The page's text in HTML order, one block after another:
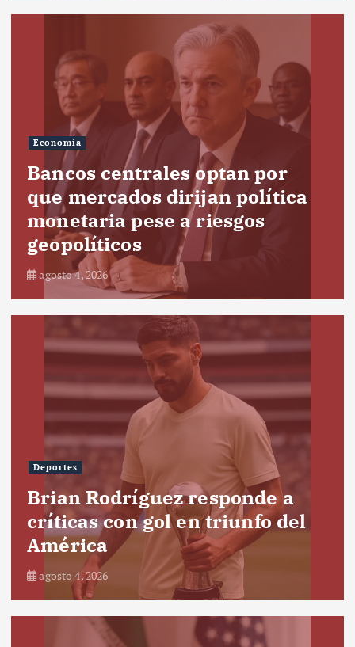
Economía
Bancos centrales optan por
que mercados dirijan política
monetaria pese a riesgos
geopolíticos
agosto 4, 2026
Deportes
Brian Rodríguez responde a
críticas con gol en triunfo del
América
agosto 4, 2026